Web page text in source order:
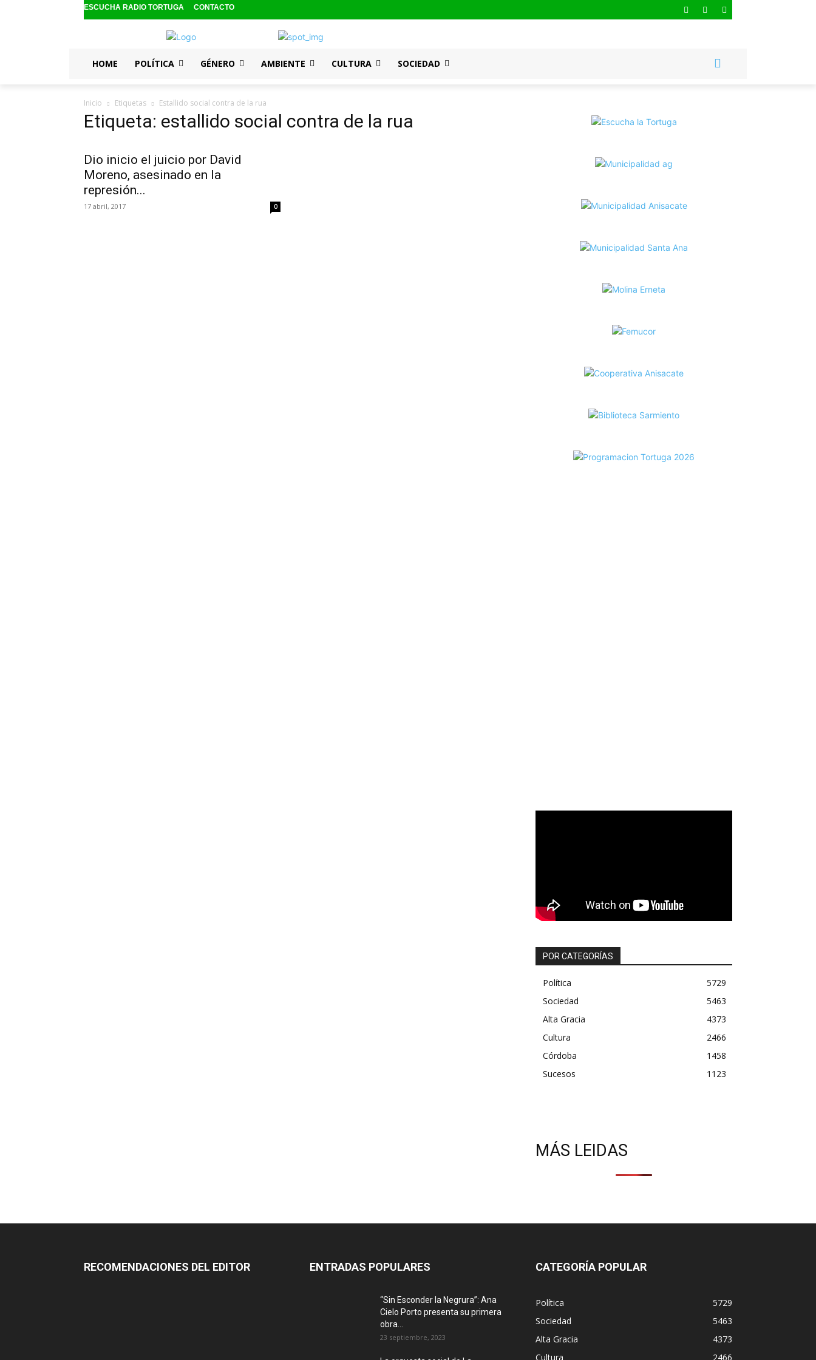
ESCUCHA RADIO TORTUGA CONTACTO
HOME POLÍTICA GÉNERO AMBIENTE CULTURA SOCIEDAD
Inicio Etiquetas Estallido social contra de la rua
Etiqueta: estallido social contra de la rua
Dio inicio el juicio por David
Moreno, asesinado en la
represión...
17 abril, 2017 0
POR CATEGORÍAS
Política
5729
Sociedad
5463
Alta Gracia
4373
Cultura
2466
Córdoba
1458
Sucesos
1123
MÁS LEIDAS
RECOMENDACIONES DEL EDITOR ENTRADAS POPULARES
“Sin Esconder la Negrura”: Ana
Cielo Porto presenta su primera
obra...
23 septiembre, 2023
CATEGORÍA POPULAR
Política
5729
Sociedad
5463
Alta Gracia
4373
Cultura
2466